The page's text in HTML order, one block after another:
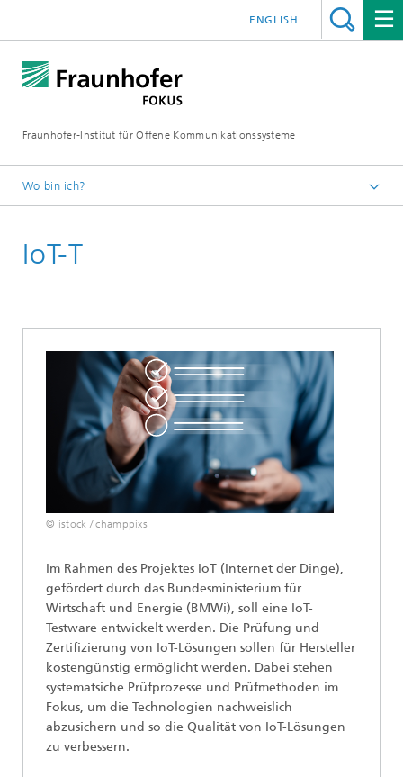
Fraunhofer-Institut für Offene Kommunikationssysteme
ENGLISH
Wo bin ich?
Quality Engineering
IoT-T
© istock / champpixs
Im Rahmen des Projektes IoT (Internet der Dinge),
gefördert durch das Bundesministerium für
Wirtschaft und Energie (BMWi), soll eine IoT-
Testware entwickelt werden. Die Prüfung und
Zertifizierung von IoT-Lösungen sollen für Hersteller
kostengünstig ermöglicht werden. Dabei stehen
systematsiche Prüfprozesse und Prüfmethoden im
Fokus, um die Technologien nachweislich
abzusichern und so die Qualität von IoT-Lösungen
zu verbessern.